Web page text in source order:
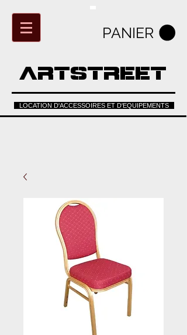
PANIER
ARTSTREET
LOCATION D'ACCESSOIRES ET D'EQUIPEMENTS